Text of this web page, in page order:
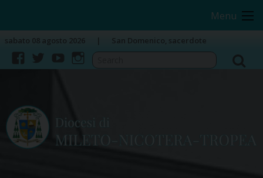
content
Menu
sabato 08 agosto 2026 San Domenico, sacerdote
facebook
twitteryoutubeinstagram